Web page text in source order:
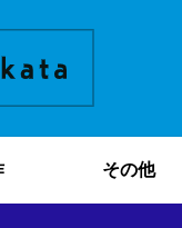
その他